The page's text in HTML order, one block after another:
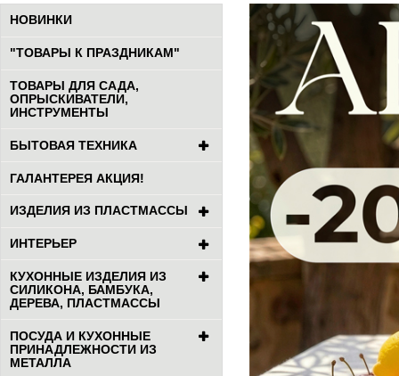
НОВИНКИ
"ТОВАРЫ К ПРАЗДНИКАМ"
ТОВАРЫ ДЛЯ САДА,
ОПРЫСКИВАТЕЛИ,
ИНСТРУМЕНТЫ
БЫТОВАЯ ТЕХНИКА
ГАЛАНТЕРЕЯ АКЦИЯ!
ИЗДЕЛИЯ ИЗ ПЛАСТМАССЫ
ИНТЕРЬЕР
КУХОННЫЕ ИЗДЕЛИЯ ИЗ
СИЛИКОНА, БАМБУКА,
ДЕРЕВА, ПЛАСТМАССЫ
ПОСУДА И КУХОННЫЕ
ПРИНАДЛЕЖНОСТИ ИЗ
МЕТАЛЛА